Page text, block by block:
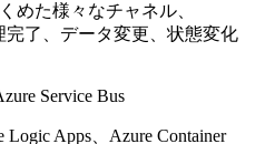
めた様々なチャネル、
了、データ変更、状態変化
Service Bus
Logic Apps、Azure Container